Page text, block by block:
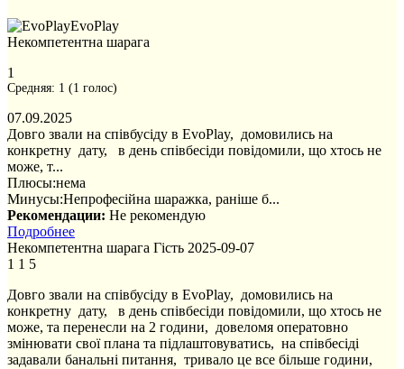
EvoPlay
Некомпетентна шарага
1
Средняя: 1 (1 голос)
07.09.2025
Довго звали на співбусіду в EvoPlay, домовились на
конкретну дату, в день спiвбесiди повідомили, що хтось не
може, т...
Плюсы:нема
Минусы:Непрофесійна шаражка, раніше б...
Рекомендации: Не рекомендую
Подробнее
Некомпетентна шарага Гість 2025-09-07
1 1 5
Довго звали на співбусіду в EvoPlay, домовились на
конкретну дату, в день спiвбесiди повідомили, що хтось не
може, та перенесли на 2 години, довеломя оператовно
змінювати свої плана та підлаштовуватись, на співбесіді
задавали банальні питання, тривало це все більше години,